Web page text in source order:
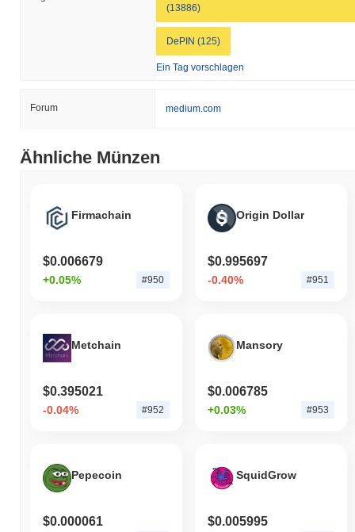
(13886)
DePIN (125)
Ein Tag vorschlagen
Forum medium.com
Ähnliche Münzen
Firmachain
$0.006679
+0.05% #950
Origin Dollar
$0.995697
-0.40% #951
Metchain
$0.395021
-0.04% #952
Mansory
$0.006785
+0.03% #953
Pepecoin
$0.000061
SquidGrow
$0.005995